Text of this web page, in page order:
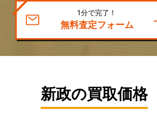
1分で完了！
無料査定フォーム
新政の買取価格